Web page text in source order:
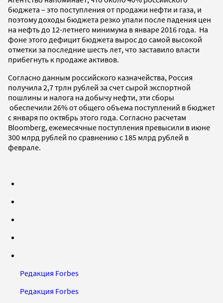
бюджета – это поступления от продажи нефти и газа, и
поэтому доходы бюджета резко упали после падения цен
на нефть до 12-летнего минимума в январе 2016 года. На
фоне этого дефицит бюджета вырос до самой высокой
отметки за последние шесть лет, что заставило власти
прибегнуть к продаже активов.
Согласно данным российского казначейства, Россия
получила 2,7 трлн рублей за счет сырой экспортной
пошлины и налога на добычу нефти, эти сборы
обеспечили 26% от общего объема поступлений в бюджет
с января по октябрь этого года. Согласно расчетам
Bloomberg, ежемесячные поступления превысили в июне
300 млрд рублей по сравнению с 185 млрд рублей в
феврале.
Редакция Forbes
Редакция Forbes